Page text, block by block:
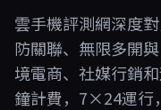
雲手機評測網深度
防關聯、無限多開
境電商、社媒行銷
鐘計費，7×24運行